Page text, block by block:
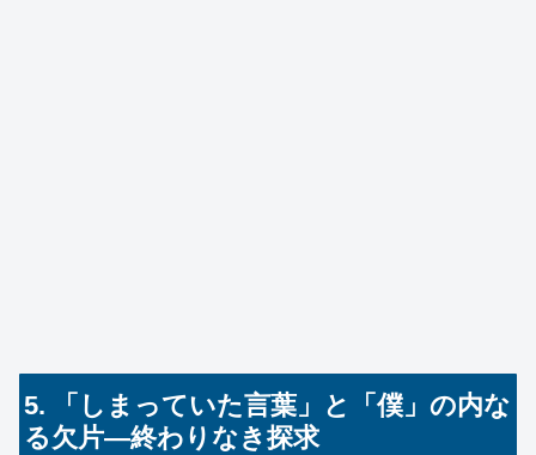
5. 「しまっていた言葉」と「僕」の内な
る欠片—終わりなき探求